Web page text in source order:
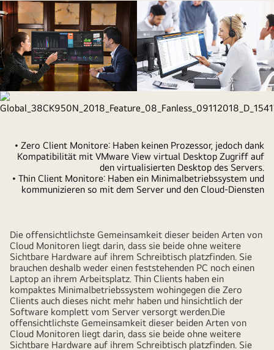
clco_pictures_1574235141963
• Zero Client Monitore: Haben keinen Prozessor, jedoch dank
Kompatibilität mit VMware View virtual Desktop Zugriff auf
den virtualisierten Desktop des Servers.
• Thin Client Monitore: Haben ein Minimalbetriebssystem und
kommunizieren so mit dem Server und den Cloud-Diensten
Die offensichtlichste Gemeinsamkeit dieser beiden Arten von
Cloud Monitoren liegt darin, dass sie beide ohne weitere
Sichtbare Hardware auf ihrem Schreibtisch platzfinden. Sie
brauchen deshalb weder einen feststehenden PC noch einen
Laptop an ihrem Arbeitsplatz. Thin Clients haben ein
kompaktes Minimalbetriebssystem wohingegen die Zero
Clients auch dieses nicht mehr haben und hinsichtlich der
Software komplett vom Server versorgt werden.Die
offensichtlichste Gemeinsamkeit dieser beiden Arten von
Cloud Monitoren liegt darin, dass sie beide ohne weitere
Sichtbare Hardware auf ihrem Schreibtisch platzfinden. Sie